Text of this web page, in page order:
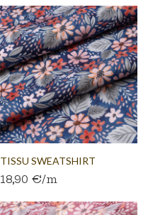
TISSU SWEATSHIRT
BROSSÉ...
18,90 €/m